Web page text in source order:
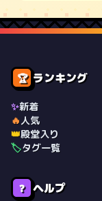
🏆 ランキング
✨新着
🔥人気
👑殿堂入り
🏷️タグ一覧
❓ ヘルプ